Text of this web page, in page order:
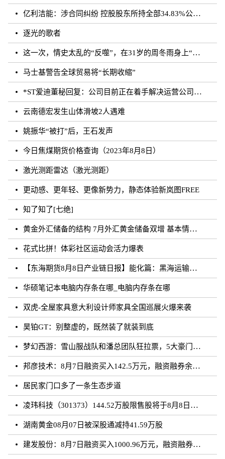
亿利洁能：涉合同纠纷 控股股东所持全部34.83%公司股份被司法轮候冻结
逐光的歌者
这一次，情史太乱的“反噬”，在31岁的周冬雨身上“应验”了！
马士基警告全球贸易将“长期收缩”
*ST爱迪董秘回复：公司目前正在着手解决运营公司剩余无法确权的委托代销商品相关事宜，如有进展
云南德宏发生山体滑坡2人遇难
姚振华“被打”后，王石发声
今日焦煤期货价格查询（2023年8月8日）
激光测距雷达（激光测距）
更动感、更年轻、更像新势力，静态体验新岚图FREE
知了知了[七绝]
黄金外汇储备的结构 7月外汇黄金储备双增 基本情况讲解
花式比拼！体彩社区运动会活力爆表
【东海期货8月8日产业链日报】能化篇：黑海运输风险未发酵，油价下跌
华硕笔记本电脑内存条在哪_电脑内存条在哪
双虎-全屋家具意大利设计师家具全国巡展火爆来袭
昊铂GT：别整虚的，既然装了就装到底
梦幻西游：雪山服战队和潘总团队狂拉票，5大豪门带花果山打服战
邦彦技术：8月7日融资买入142.5万元，融资融券余额5198.17万元
居民家门口多了一条生态步道
凌玮科技（301373）144.52万股限售股将于8月8日解禁上市，占总股本1.33%
湖南黄金08月07日被深股通减持41.59万股
建发股份：8月7日融资买入1000.96万元，融资融券余额4.87亿元